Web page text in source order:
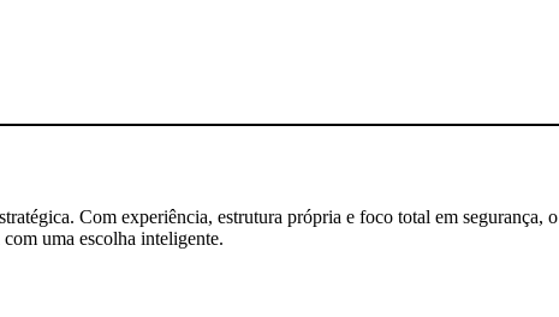
Com experiência, estrutura própria e foco total em segurança, o
uma escolha inteligente.